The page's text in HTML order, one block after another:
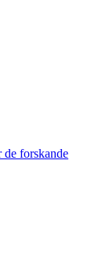
forskande